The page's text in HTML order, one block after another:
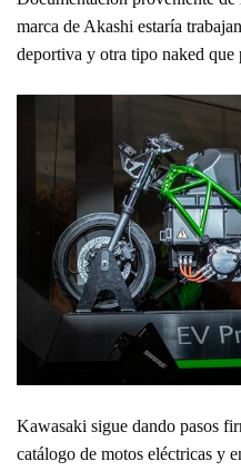
marca de Akashi estaría
deportiva y otra tipo naked
Kawasaki sigue dando pasos
catálogo de motos eléctricas y